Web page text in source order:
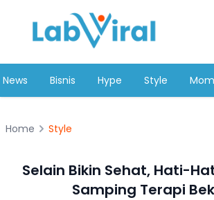
News Bisnis Hype Style Mom
Home Style
Selain Bikin Sehat, Hati-
Samping Terapi